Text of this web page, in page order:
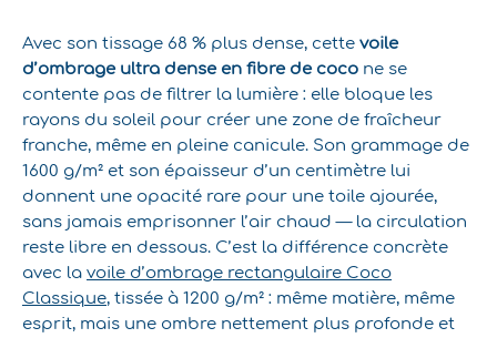
Avec son tissage 68 % plus dense, cette voile
d’ombrage ultra dense en fibre de coco ne se
contente pas de filtrer la lumière : elle bloque les
rayons du soleil pour créer une zone de fraîcheur
franche, même en pleine canicule. Son grammage de
1600 g/m² et son épaisseur d’un centimètre lui
donnent une opacité rare pour une toile ajourée,
sans jamais emprisonner l’air chaud — la circulation
reste libre en dessous. C’est la différence concrète
avec la voile d’ombrage rectangulaire Coco
Classique, tissée à 1200 g/m² : même matière, même
esprit, mais une ombre nettement plus profonde et